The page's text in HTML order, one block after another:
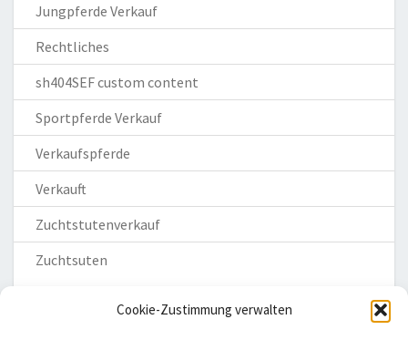
Cookie-Zustimmung verwalten
Jungpferde Verkauf
Rechtliches
sh404SEF custom content
Sportpferde Verkauf
Verkaufspferde
Verkauft
Zuchtstutenverkauf
Zuchtsuten